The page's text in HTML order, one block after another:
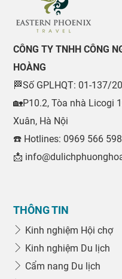
CÔNG TY TNHH CÔNG
HOÀNG
🏁Số GPLHQT: 01-137/
🏡P10.2, Tòa nhà Licogi
Xuân, Hà Nội
☎️ Hotlines: 0969 566 598
📩
THÔNG TIN
Kinh nghiệm Hội chợ
Kinh nghiệm Du lịch
Cẩm nang Du lịch